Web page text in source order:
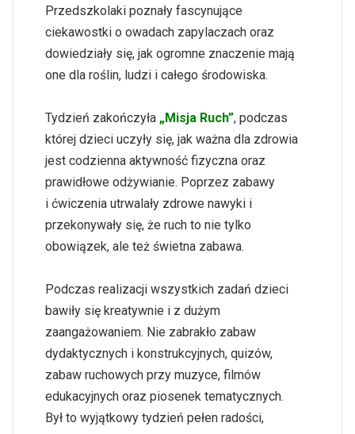
Przedszkolaki poznały fascynujące
ciekawostki o owadach zapylaczach oraz
dowiedziały się, jak ogromne znaczenie mają
one dla roślin, ludzi i całego środowiska.
Tydzień zakończyła „Misja Ruch”, podczas
której dzieci uczyły się, jak ważna dla zdrowia
jest codzienna aktywność fizyczna oraz
prawidłowe odżywianie. Poprzez zabawy
i ćwiczenia utrwalały zdrowe nawyki i
przekonywały się, że ruch to nie tylko
obowiązek, ale też świetna zabawa.
Podczas realizacji wszystkich zadań dzieci
bawiły się kreatywnie i z dużym
zaangażowaniem. Nie zabrakło zabaw
dydaktycznych i konstrukcyjnych, quizów,
zabaw ruchowych przy muzyce, filmów
edukacyjnych oraz piosenek tematycznych.
Był to wyjątkowy tydzień pełen radości,